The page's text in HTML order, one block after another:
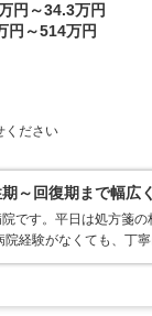
円～34.3万円
円～514万円
ください
～回復期まで幅広
です。平日は処方箋
院経験がなくても、丁